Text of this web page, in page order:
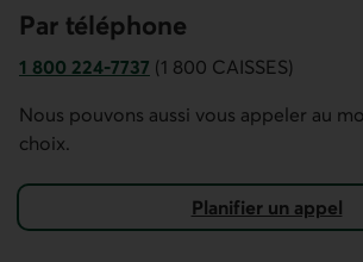
Par téléphone
1 800 224-7737 (1 800 CAISSES)
Nous pouvons aussi vous appeler au
choix.
Planifier un appel